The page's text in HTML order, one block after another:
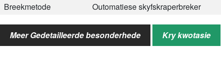
Breekmetode
Outomatiese skyfskraperbreker
Toepassingsmateriaal
Vars kakaopeule
Pasmaak
Spanning, krag, masjienmateriaal,
Meer Gedetailleerde besonderhede Kry kwotasie